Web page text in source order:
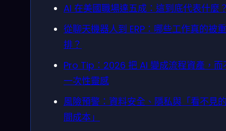
AI 在美國職場達五成：這到底代表什麼
從聊天機器人到 ERP：哪些工作真的被重
排？
Pro Tip：2026 把 AI 變成流程資產，而
一次性靈感
風險預警：資料安全、隱私與「看不見
間成本」